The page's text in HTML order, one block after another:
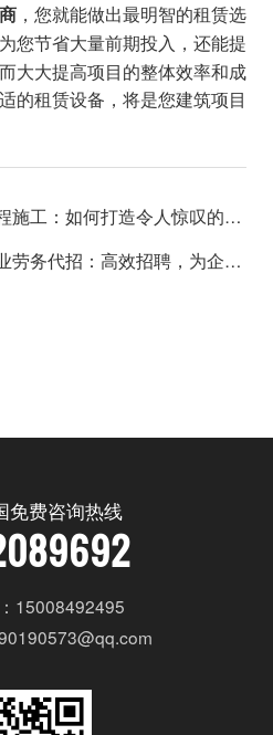
，您就能做出最明智的租赁选
您节省大量前期投入，还能提
大大提高项目的整体效率和成
的租赁设备，将是您建筑项目
园林绿化工程施工：如何打造令人惊叹的城市绿洲？
河北大型企业劳务代招：高效招聘，为企业注入新活力！
免费咨询热线
15008492495